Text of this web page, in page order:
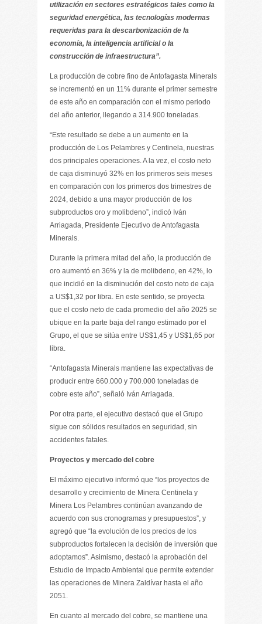
utilización en sectores estratégicos tales como la
seguridad energética, las tecnologías modernas
requeridas para la descarbonización de la
economía, la inteligencia artificial o la
construcción de infraestructura”.
La producción de cobre fino de Antofagasta Minerals
se incrementó en un 11% durante el primer semestre
de este año en comparación con el mismo periodo
del año anterior, llegando a 314.900 toneladas.
“Este resultado se debe a un aumento en la
producción de Los Pelambres y Centinela, nuestras
dos principales operaciones. A la vez, el costo neto
de caja disminuyó 32% en los primeros seis meses
en comparación con los primeros dos trimestres de
2024, debido a una mayor producción de los
subproductos oro y molibdeno”, indicó Iván
Arriagada, Presidente Ejecutivo de Antofagasta
Minerals.
Durante la primera mitad del año, la producción de
oro aumentó en 36% y la de molibdeno, en 42%, lo
que incidió en la disminución del costo neto de caja
a US$1,32 por libra. En este sentido, se proyecta
que el costo neto de cada promedio del año 2025 se
ubique en la parte baja del rango estimado por el
Grupo, el que se sitúa entre US$1,45 y US$1,65 por
libra.
“Antofagasta Minerals mantiene las expectativas de
producir entre 660.000 y 700.000 toneladas de
cobre este año”, señaló Iván Arriagada.
Por otra parte, el ejecutivo destacó que el Grupo
sigue con sólidos resultados en seguridad, sin
accidentes fatales.
Proyectos y mercado del cobre
El máximo ejecutivo informó que “los proyectos de
desarrollo y crecimiento de Minera Centinela y
Minera Los Pelambres continúan avanzando de
acuerdo con sus cronogramas y presupuestos”, y
agregó que “la evolución de los precios de los
subproductos fortalecen la decisión de inversión que
adoptamos”. Asimismo, destacó la aprobación del
Estudio de Impacto Ambiental que permite extender
las operaciones de Minera Zaldívar hasta el año
2051.
En cuanto al mercado del cobre, se mantiene una